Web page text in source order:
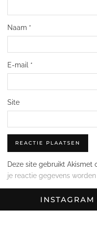
Naam *
E-mail *
Site
Deze site gebruikt Akismet
je reactie gegevens
INSTAGRAM